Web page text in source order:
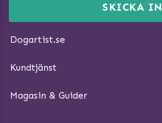
SKICKA IN
Dogartist.se
E-post:info@dogartist.se
Kundtjänst
Ångra Köp
Magasin & Guider
Så gör du promenaden roligare
Hundbäddar